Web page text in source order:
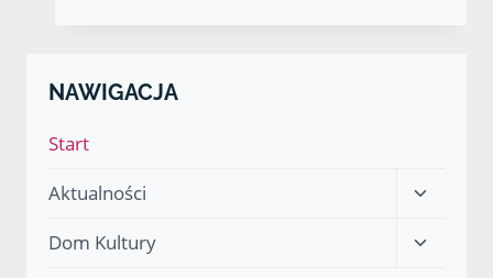
NAWIGACJA
Start
Aktualności
Przełącz
Dom Kultury
Przełącz